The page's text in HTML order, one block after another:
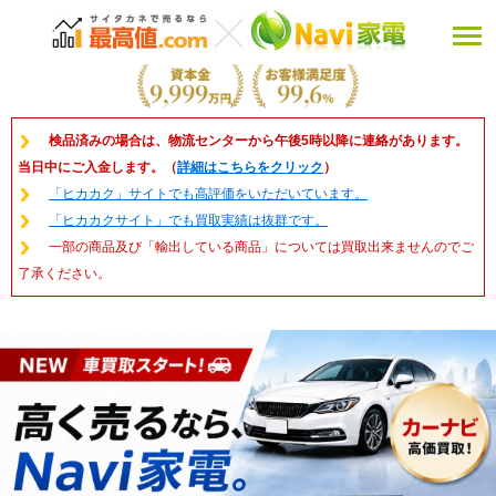
検品済みの場合は、物流センターから午後5時以降に連絡があります。
当日中にご入金します。（詳細はこちらをクリック ）
「ヒカカク」サイトでも高評価をいただいています。
「ヒカカクサイト」でも買取実績は抜群です。
一部の商品及び「輸出している商品」については買取出来ませんのでご
了承ください。